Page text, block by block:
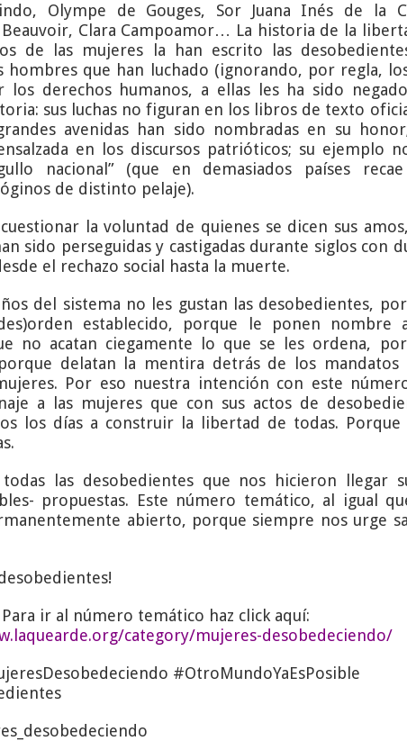
Olympe de Gouges, Sor Juana Inés de la
Clara Campoamor… La historia de la
de las mujeres la han escrito las
hombres que han luchado (ignorando, por regla,
los derechos humanos, a ellas les ha sido
sus luchas no figuran en los libros de texto
avenidas han sido nombradas en su
en los discursos patrióticos; su ejemplo
nacional” (que en demasiados países
de distinto pelaje).
la voluntad de quienes se dicen sus
sido perseguidas y castigadas durante siglos con
el rechazo social hasta la muerte.
del sistema no les gustan las desobedientes,
establecido, porque le ponen nombre
no acatan ciegamente lo que se les ordena,
delatan la mentira detrás de los mandatos
Por eso nuestra intención con este
a las mujeres que con sus actos de
los días a construir la libertad de todas. Porque
todas las desobedientes que nos hicieron llegar
propuestas. Este número temático, al igual
abierto, porque siempre nos urge
Para ir al número temático haz click aquí:
category/mujeres-desobedeciendo/
#OtroMundoYaEsPosible